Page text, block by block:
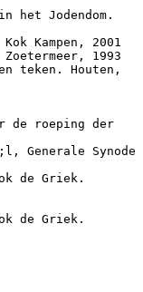
het Jodendom.
Kampen, 2001
1993
teken. Houten,
de roeping der
Generale Synode
de Griek.
de Griek.